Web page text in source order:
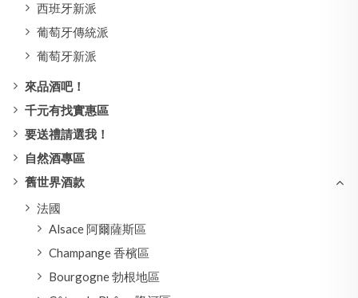
西班牙新派
葡萄牙傳統派
葡萄牙新派
來品酒吧！
千元有找實惠區
要送禮請選我！
自然酒專區
舊世界酒款
法國
Alsace 阿爾薩斯區
Champange 香檳區
Bourgogne 勃根地區